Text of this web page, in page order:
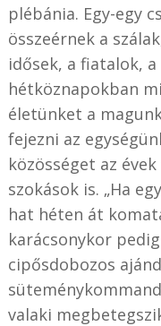
plébánia. Egy-egy
összeérnek a
idősek, a fiatalok, a
hétköznapokban
életünket a
fejezni az
közösséget az
szokások is. „Ha
hat héten át
karácsonykor
cipősdobozos
valaki